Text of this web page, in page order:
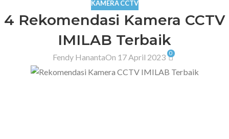
KAMERA CCTV
4 Rekomendasi Kamera CCTV
IMILAB Terbaik
Fendy HanantaOn 17 April 2023 0